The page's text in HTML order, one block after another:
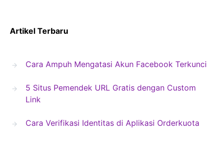
Artikel Terbaru
Cara Ampuh Mengatasi Akun Facebook Terkunci
5 Situs Pemendek URL Gratis dengan Custom
Link
Cara Verifikasi Identitas di Aplikasi Orderkuota